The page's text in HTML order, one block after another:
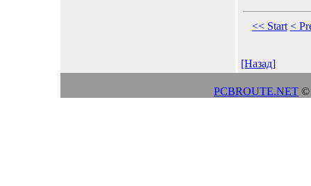
<< Start <
[Назад]
PCBROUTE.NET ©